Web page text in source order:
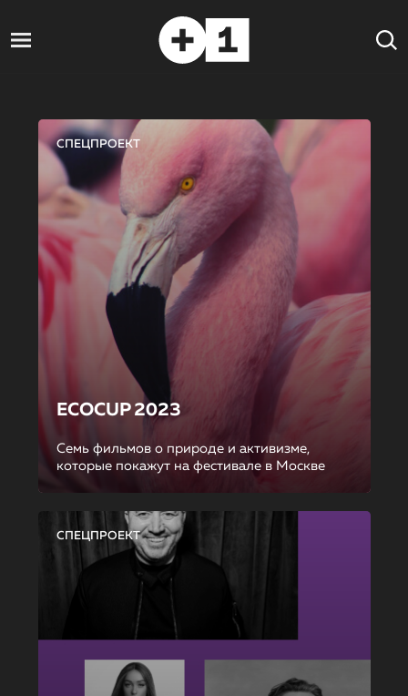
СПЕЦПРОЕКТ
ECOCUP 2023
Семь фильмов о природе и активизме,
которые покажут на фестивале в Москве
СПЕЦПРОЕКТ